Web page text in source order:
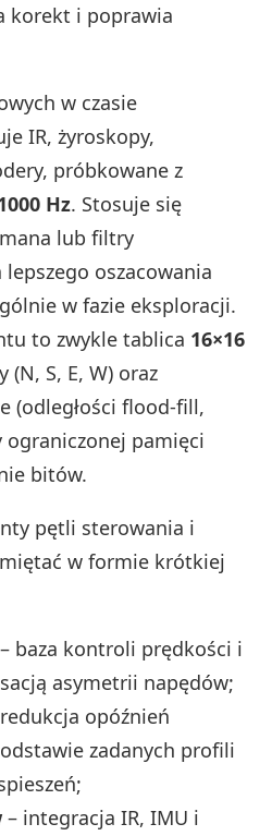
korekt i poprawia
w czasie
IR, żyroskopy,
próbkowane z
Hz. Stosuje się
lub filtry
oszacowania
w fazie eksploracji.
to zwykle tablica 16×16
(N, S, E, W) oraz
(odległości flood-fill,
pamięci
bitów.
pętli sterowania i
w formie krótkiej
– baza kontroli prędkości i
asymetrii napędów;
opóźnień
zadanych profili
– integracja IR, IMU i